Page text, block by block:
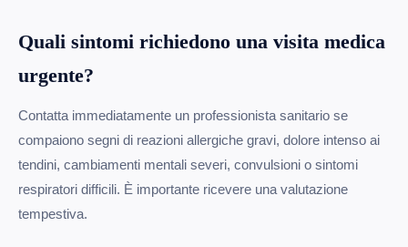
Quali sintomi richiedono una visita medica
urgente?
Contatta immediatamente un professionista sanitario se
compaiono segni di reazioni allergiche gravi, dolore intenso ai
tendini, cambiamenti mentali severi, convulsioni o sintomi
respiratori difficili. È importante ricevere una valutazione
tempestiva.